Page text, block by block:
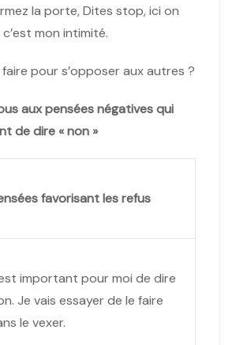
la porte, Dites stop, ici on
c’est mon intimité.
pour s’opposer aux autres ?
aux pensées négatives qui
de dire « non »
favorisant les refus
important pour moi de dire
Je vais essayer de le faire
le vexer.